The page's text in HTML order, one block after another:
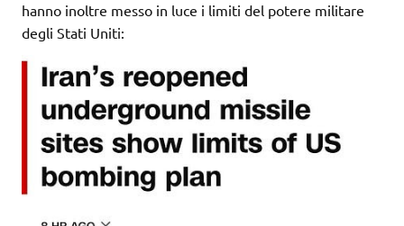
hanno inoltre messo in luce i limiti del potere militare
degli Stati Uniti: